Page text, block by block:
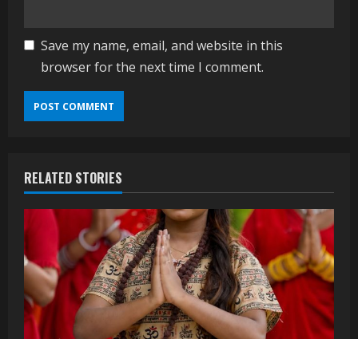
Save my name, email, and website in this
browser for the next time I comment.
RELATED STORIES